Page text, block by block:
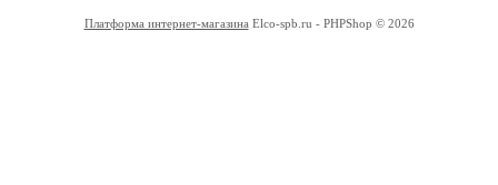
Платформа интернет-магазина Elco-spb.ru - PHPShop © 2026